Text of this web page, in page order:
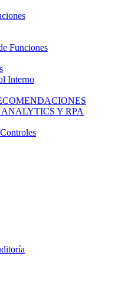
Funciones
Interno
Y RPA